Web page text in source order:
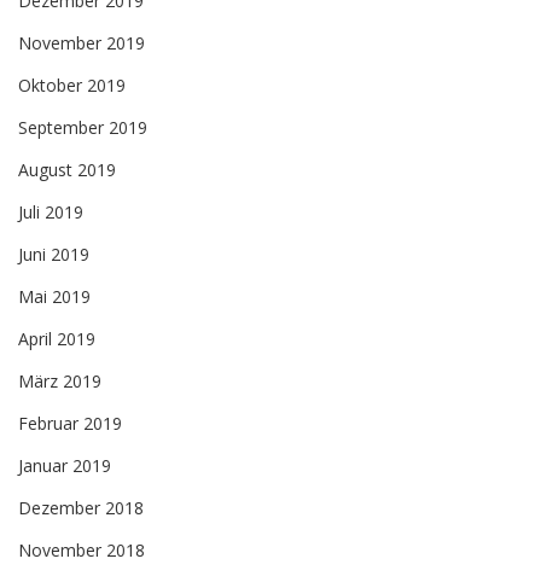
November 2019
Oktober 2019
September 2019
August 2019
Juli 2019
Juni 2019
Mai 2019
April 2019
März 2019
Februar 2019
Januar 2019
Dezember 2018
November 2018